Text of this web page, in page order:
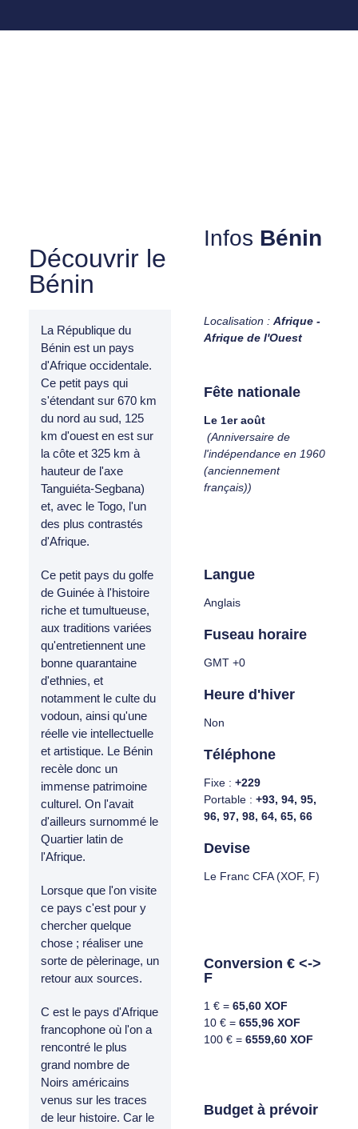
Découvrir le
Bénin
La République du
Bénin est un pays
d'Afrique occidentale.
Ce petit pays qui
s'étendant sur 670 km
du nord au sud, 125
km d'ouest en est sur
la côte et 325 km à
hauteur de l'axe
Tanguiéta-Segbana)
et, avec le Togo, l'un
des plus contrastés
d'Afrique.
Ce petit pays du golfe
de Guinée à l'histoire
riche et tumultueuse,
aux traditions variées
qu'entretiennent une
bonne quarantaine
d'ethnies, et
notamment le culte du
vodoun, ainsi qu'une
réelle vie intellectuelle
et artistique. Le Bénin
recèle donc un
immense patrimoine
culturel. On l'avait
d'ailleurs surnommé le
Quartier latin de
l'Afrique.
Lorsque que l'on visite
ce pays c'est pour y
chercher quelque
chose ; réaliser une
sorte de pèlerinage, un
retour aux sources.
C est le pays d'Afrique
francophone où l'on a
rencontré le plus
grand nombre de
Noirs américains
venus sur les traces
de leur histoire. Car le
Infos Bénin
Localisation : Afrique -
Afrique de l'Ouest
Fête nationale
Le 1er août
(Anniversaire de
l'indépendance en 1960
(anciennement
français))
Langue
Anglais
Fuseau horaire
GMT +0
Heure d'hiver
Non
Téléphone
Fixe : +229
Portable : +93, 94, 95,
96, 97, 98, 64, 65, 66
Devise
Le Franc CFA (XOF, F)
Conversion € <->
F
1 € = 65,60 XOF
10 € = 655,96 XOF
100 € = 6559,60 XOF
Budget à prévoir